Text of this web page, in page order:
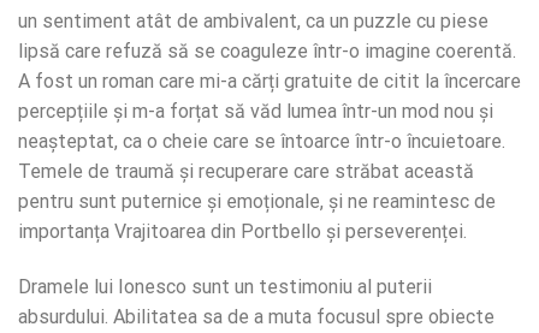
un sentiment atât de ambivalent, ca un puzzle cu piese
lipsă care refuză să se coaguleze într-o imagine coerentă.
A fost un roman care mi-a cărți gratuite de citit la încercare
percepțiile și m-a forțat să văd lumea într-un mod nou și
neașteptat, ca o cheie care se întoarce într-o încuietoare.
Temele de traumă și recuperare care străbat această
pentru sunt puternice și emoționale, și ne reamintesc de
importanța Vrajitoarea din Portbello și perseverenței.
Dramele lui Ionesco sunt un testimoniu al puterii
absurdului. Abilitatea sa de a muta focusul spre obiecte